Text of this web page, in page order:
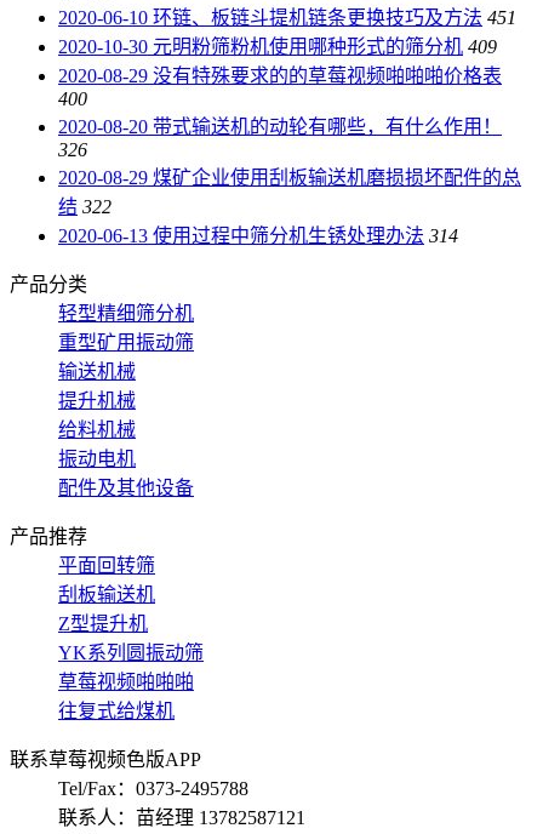
2020-06-10 环链、板链斗提机链条更换技巧及方法 451
2020-10-30 元明粉筛粉机使用哪种形式的筛分机 409
2020-08-29 没有特殊要求的的草莓视频啪啪啪价格表
400
2020-08-20 带式输送机的动轮有哪些，有什么作用！
326
2020-08-29 煤矿企业使用刮板输送机磨损损坏配件的总
结 322
2020-06-13 使用过程中筛分机生锈处理办法 314
产品分类
轻型精细筛分机
重型矿用振动筛
输送机械
提升机械
给料机械
振动电机
配件及其他设备
产品推荐
平面回转筛
刮板输送机
Z型提升机
YK系列圆振动筛
草莓视频啪啪啪
往复式给煤机
联系草莓视频色版APP
Tel/Fax：0373-2495788
联系人：苗经理 13782587121